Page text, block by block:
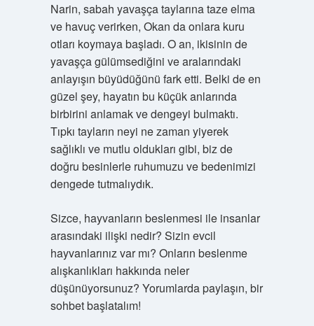
Narin, sabah yavaşça taylarına taze elma
ve havuç verirken, Okan da onlara kuru
otları koymaya başladı. O an, ikisinin de
yavaşça gülümsediğini ve aralarındaki
anlayışın büyüdüğünü fark etti. Belki de en
güzel şey, hayatın bu küçük anlarında
birbirini anlamak ve dengeyi bulmaktı.
Tıpkı tayların neyi ne zaman yiyerek
sağlıklı ve mutlu oldukları gibi, biz de
doğru besinlerle ruhumuzu ve bedenimizi
dengede tutmalıydık.
Sizce, hayvanların beslenmesi ile insanlar
arasındaki ilişki nedir? Sizin evcil
hayvanlarınız var mı? Onların beslenme
alışkanlıkları hakkında neler
düşünüyorsunuz? Yorumlarda paylaşın, bir
sohbet başlatalım!